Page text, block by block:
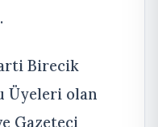
Birecik
Üyeleri olan
Gazeteci